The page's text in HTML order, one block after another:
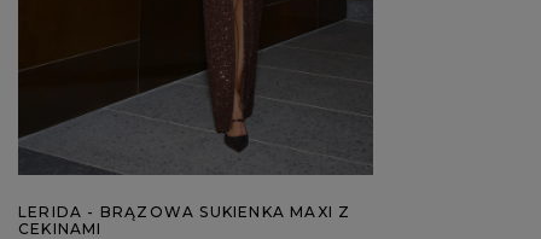
LERIDA - BRĄZOWA SUKIENKA MAXI Z
CEKINAMI